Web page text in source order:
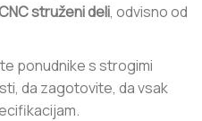
struženi deli, odvisno od
ponudnike s strogimi
da zagotovite, da vsak